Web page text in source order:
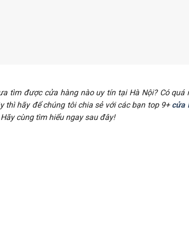
tìm được cửa hàng nào uy tín tại Hà Nội? Có quá
thì hãy để chúng tôi chia sẻ với các bạn top 9+ cửa
cùng tìm hiểu ngay sau đây!